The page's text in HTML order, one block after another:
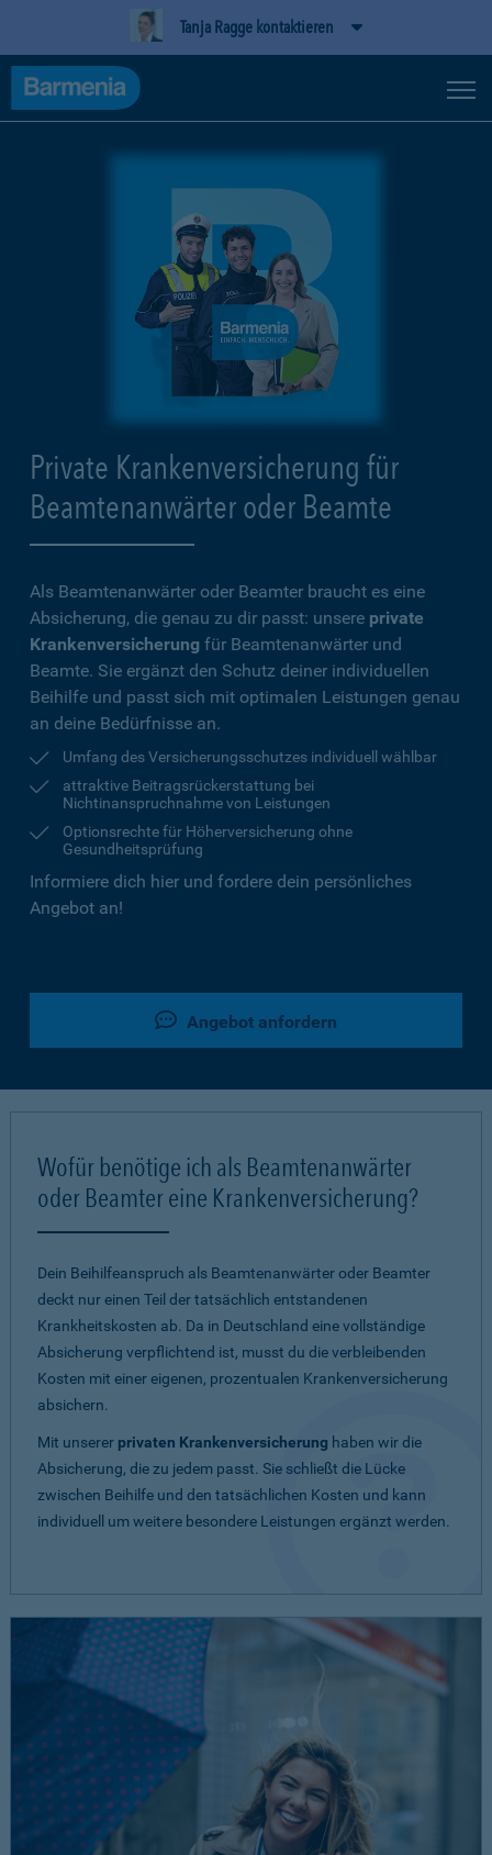
Tanja Ragge kontaktieren
Private Krankenversicherung für
Beamtenanwärter oder Beamte
Als Beamtenanwärter oder Beamter braucht es eine
Absicherung, die genau zu dir passt: unsere private
Krankenversicherung für Beamtenanwärter und
Beamte. Sie ergänzt den Schutz deiner individuellen
Beihilfe und passt sich mit optimalen Leistungen genau
an deine Bedürfnisse an.
Umfang des Versicherungsschutzes individuell wählbar
attraktive Beitragsrückerstattung bei
Nichtinanspruchnahme von Leistungen
Optionsrechte für Höherversicherung ohne
Gesundheitsprüfung
Informiere dich hier und fordere dein persönliches
Angebot an!
Angebot anfordern
Wofür benötige ich als Beamtenanwärter
oder Beamter eine Krankenversicherung?
Dein Beihilfeanspruch als Beamtenanwärter oder Beamter
deckt nur einen Teil der tatsächlich entstandenen
Krankheitskosten ab. Da in Deutschland eine vollständige
Absicherung verpflichtend ist, musst du die verbleibenden
Kosten mit einer eigenen, prozentualen Krankenversicherung
absichern.
Mit unserer privaten Krankenversicherung haben wir die
Absicherung, die zu jedem passt. Sie schließt die Lücke
zwischen Beihilfe und den tatsächlichen Kosten und kann
individuell um weitere besondere Leistungen ergänzt werden.